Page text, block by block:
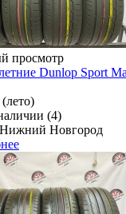
просмотр
Dunlop Sport
(4)
Новгород